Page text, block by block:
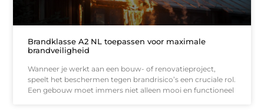
Brandklasse A2 NL toepassen voor maximale
brandveiligheid
Wanneer je werkt aan een bouw- of renovatieproject,
speelt het beschermen tegen brandrisico’s een cruciale rol.
Een gebouw moet immers niet alleen mooi en functioneel